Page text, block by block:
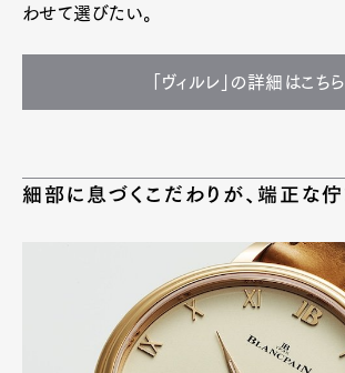
わせて選びたい。
「ヴィルレ」の詳細はこちら
細部に息づくこだわりが、端正な